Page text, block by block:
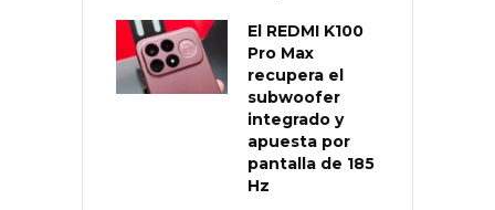
El REDMI K100
Pro Max
recupera el
subwoofer
integrado y
apuesta por
pantalla de 185
Hz